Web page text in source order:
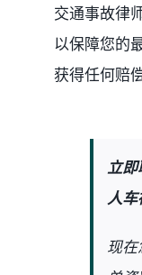
交通事故律
以保障您的
获得任何赔
立
人
现